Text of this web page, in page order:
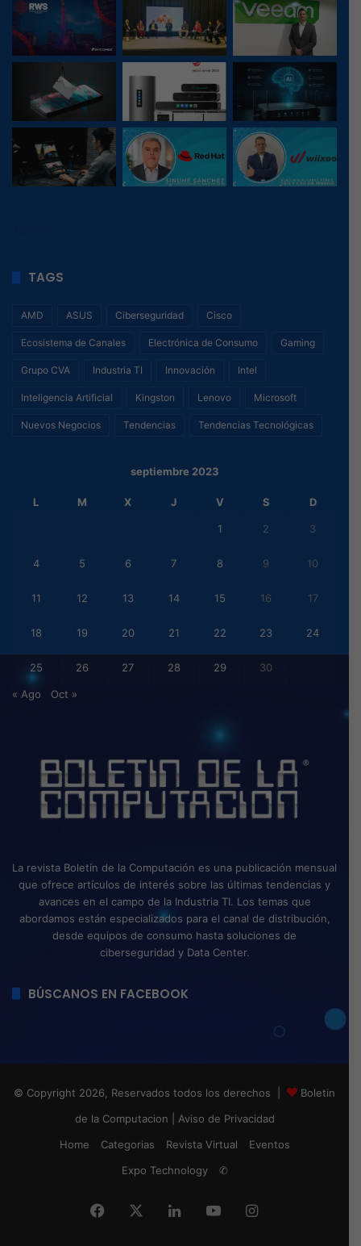
TAGS
AMD ASUS Ciberseguridad Cisco
Ecosistema de Canales Electrónica de Consumo Gaming
Grupo CVA Industria TI Innovación Intel
Inteligencia Artificial Kingston Lenovo Microsoft
Nuevos Negocios Tendencias Tendencias Tecnológicas
septiembre 2023
L M X J V S D
1 2 3
4 5 6 7 8 9 10
11 12 13 14 15 16 17
18 19 20 21 22 23 24
25 26 27 28 29 30
« Ago Oct »
La revista Boletín de la Computación es una publicación mensual
que ofrece artículos de interés sobre las últimas tendencias y
avances en el campo de la Industria TI. Los temas que
abordamos están especializados para el canal de distribución,
desde equipos de consumo hasta soluciones de
ciberseguridad y Data Center.
BÚSCANOS EN FACEBOOK
© Copyright 2026, Reservados todos los derechos |
Boletin
de la Computacion
Aviso de Privacidad
Home
Categorias Revista Virtual
Eventos
Expo Technology
✆
Facebook LinkedInYouTubeInstagram